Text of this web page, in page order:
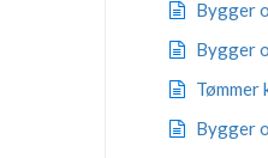
Bygger
Bygger
Tømmer
Bygger